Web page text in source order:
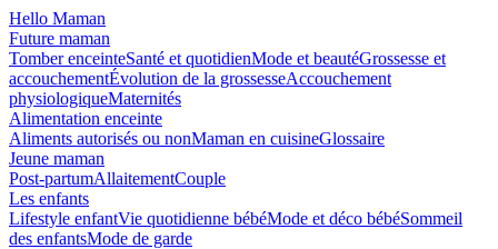
Hello Maman
Future maman
Tomber enceinteSanté et quotidienMode et beautéGrossesse et
accouchementÉvolution de la grossesseAccouchement
physiologiqueMaternités
Alimentation enceinte
Aliments autorisés ou nonMaman en cuisineGlossaire
Jeune maman
Post-partumAllaitementCouple
Les enfants
Lifestyle enfantVie quotidienne bébéMode et déco bébéSommeil
des enfantsMode de garde